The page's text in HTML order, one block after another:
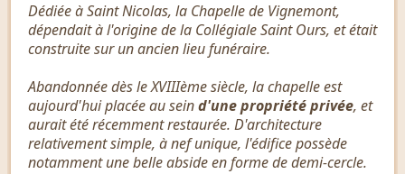
Dédiée à Saint Nicolas, la Chapelle de Vignemont,
dépendait à l'origine de la Collégiale Saint Ours, et était
construite sur un ancien lieu funéraire.
Abandonnée dès le XVIIIème siècle, la chapelle est
aujourd'hui placée au seind'une propriété privée, et
aurait été récemment restaurée. D'architecture
relativement simple, à nef unique, l'édifice possède
notamment une belle abside en forme de demi-cercle.